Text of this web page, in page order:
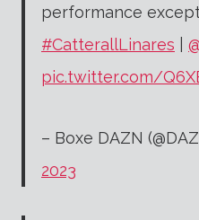
performance
#CatterallLinares
pic.twitter.com/
– Boxe DAZN
2023